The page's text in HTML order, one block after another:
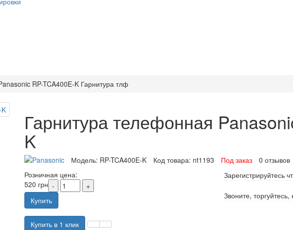
RP-TCA400E-K Гарнитура тлф
Гарнитура телефонная
K
Модель: RP-TCA400E-K Код товара: nt1193 Под заказ
0 отзывов
Розничная цена:
520 грн
Купить
Купить в 1 клик
Зарегистрируйтесь
Звоните, торгуйтесь,